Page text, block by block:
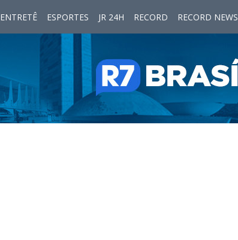
ENTRETÊ ESPORTES JR 24H RECORD RECORD NEWS